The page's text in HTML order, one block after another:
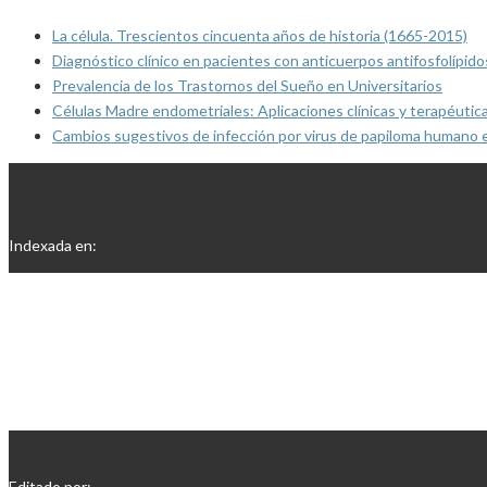
La célula. Trescientos cincuenta años de historia (1665-2015)
Diagnóstico clínico en pacientes con anticuerpos
Prevalencia de los Trastornos del Sueño en Universitarios
Células Madre endometriales: Aplicaciones clínicas y
Cambios sugestivos de infección por virus de papiloma
Indexada en: